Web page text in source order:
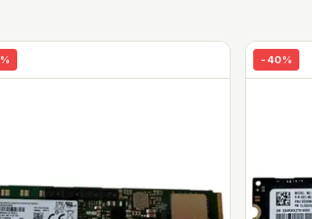
% - 40%